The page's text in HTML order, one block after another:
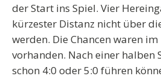
der Start ins Spiel. Vier
kürzester Distanz nicht über
werden. Die Chancen waren
vorhanden. Nach einer halben
schon 4:0 oder 5:0 führen